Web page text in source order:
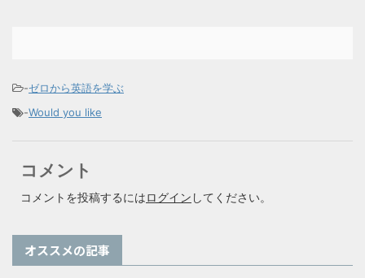
-ゼロから英語を学ぶ
-Would you like
コメント
コメントを投稿するにはログイン してください。
オススメの記事